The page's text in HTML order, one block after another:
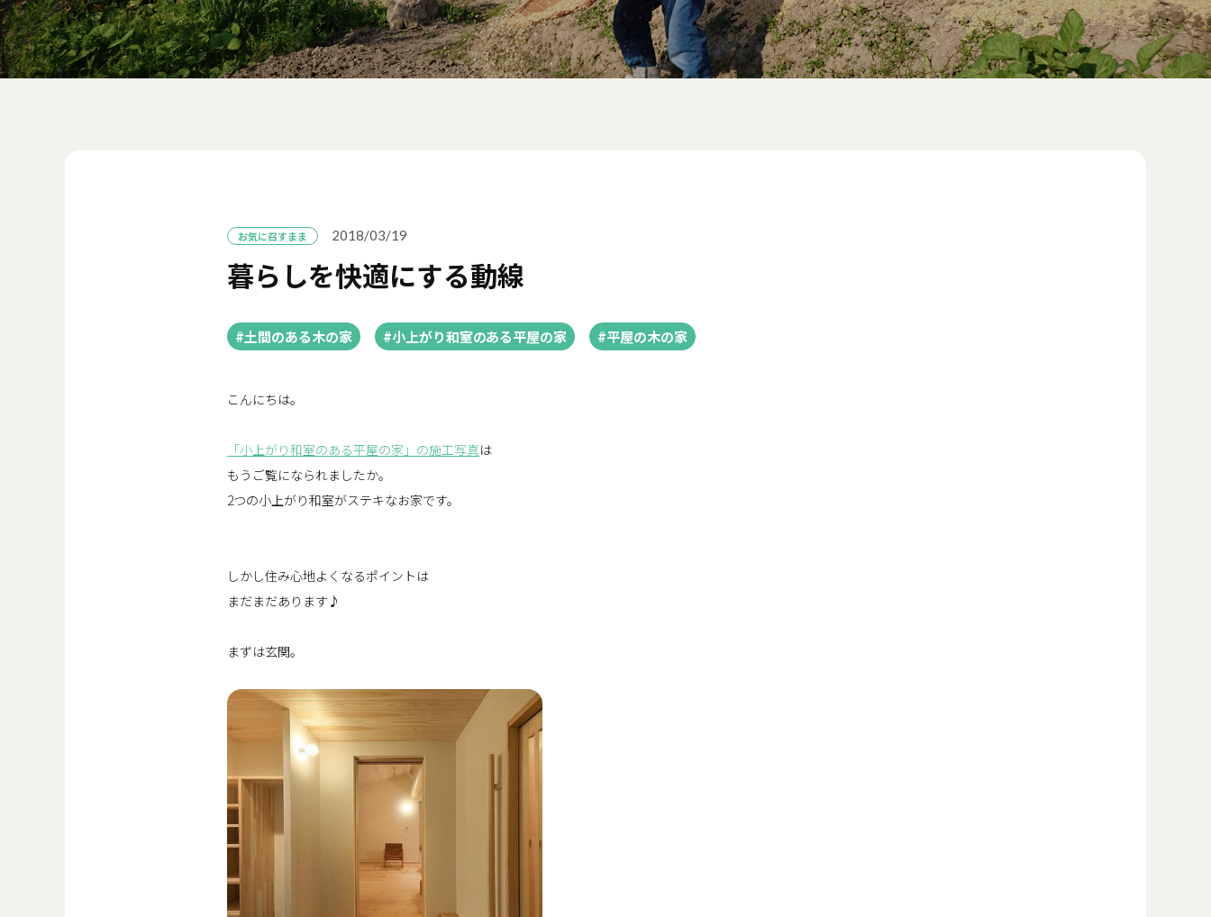
お気に召すまま 2018/03/19
暮らしを快適にする動線
#土間のある木の家 #小上がり和室のある平屋の家 #平屋の木の家
こんにちは。
「小上がり和室のある平屋の家」の施工写真は
もうご覧になられましたか。
2つの小上がり和室がステキなお家です。
しかし住み心地よくなるポイントは
まだまだあります♪
まずは玄関。